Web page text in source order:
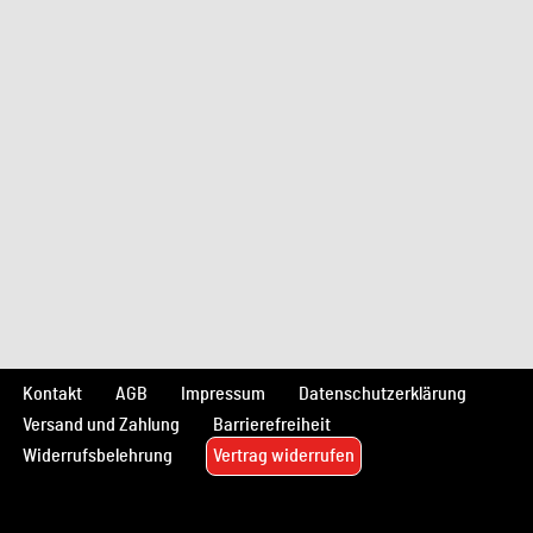
Kontakt AGB Impressum
Datenschutzerklärung
Versand und Zahlung
Barrierefreiheit
Widerrufsbelehrung
Vertrag widerrufen